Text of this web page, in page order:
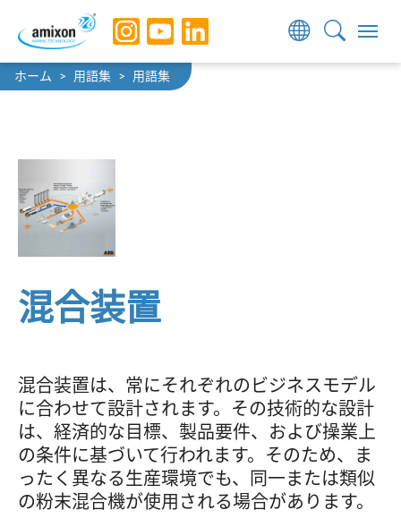
Skip to main navigation
Skip to main content
Skip to page footer
You are here:
ホーム 用語集 用語集
混合装置
混合装置は、常にそれぞれのビジネスモデル
に合わせて設計されます。その技術的な設計
は、経済的な目標、製品要件、および操業上
の条件に基づいて行われます。そのため、ま
ったく異なる生産環境でも、同一または類似
の粉末混合機が使用される場合があります。